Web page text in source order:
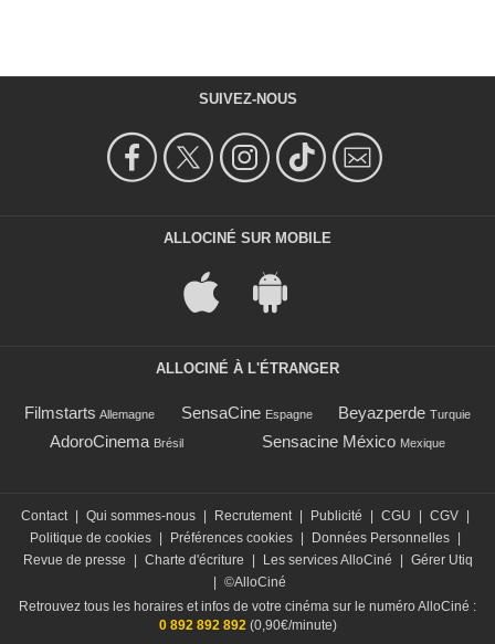
SUIVEZ-NOUS
ALLOCINÉ SUR MOBILE
ALLOCINÉ À L'ÉTRANGER
Filmstarts Allemagne SensaCine Espagne Beyazperde Turquie
AdoroCinema Brésil Sensacine México Mexique
Contact Qui sommes-nous Recrutement Publicité CGU CGV
Politique de cookies
Préférences cookies Données Personnelles
Revue de presse
Charte d'écriture Les services AlloCiné
Gérer Utiq
©AlloCiné
Retrouvez tous les horaires et infos de votre cinéma sur le numéro AlloCiné :
0 892 892 892(0,90€/minute)